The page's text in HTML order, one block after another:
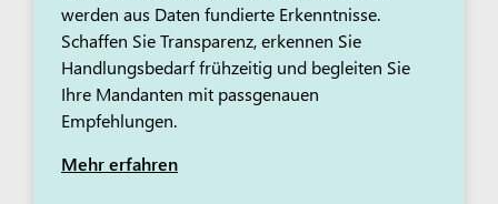
werden aus Daten fundierte Erkenntnisse.
Schaffen Sie Transparenz, erkennen Sie
Handlungsbedarf frühzeitig und begleiten Sie
Ihre Mandanten mit passgenauen
Empfehlungen.
Mehr erfahren